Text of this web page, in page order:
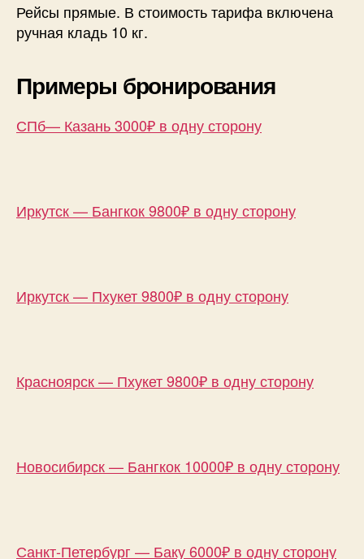
Рейсы прямые. В стоимость тарифа включена
ручная кладь 10 кг.
Примеры бронирования
СПб— Казань 3000₽ в одну сторону
Иркутск — Бангкок 9800₽ в одну сторону
Иркутск — Пхукет 9800₽ в одну сторону
Красноярск — Пхукет 9800₽ в одну сторону
Новосибирск — Бангкок 10000₽ в одну сторону
Санкт-Петербург — Баку 6000₽ в одну сторону